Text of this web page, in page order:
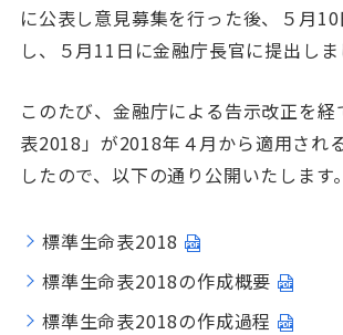
に公表し意見募集を行った後、５月
し、５月11日に金融庁長官に提出しま
このたび、金融庁による告示改正を経
表2018」が2018年４月から適用され
したので、以下の通り公開いたします。
標準生命表2018
標準生命表2018の作成概要
標準生命表2018の作成過程